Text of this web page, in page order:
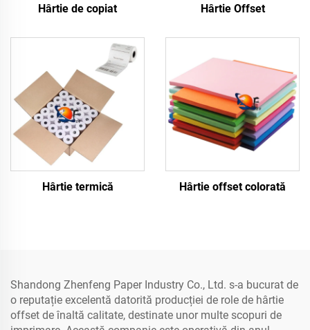
Hârtie de copiat Hârtie Offset
Hârtie termică Hârtie offset colorată
Shandong Zhenfeng Paper Industry Co., Ltd. s-a bucurat de
o reputație excelentă datorită producției de role de hârtie
offset de înaltă calitate, destinate unor multe scopuri de